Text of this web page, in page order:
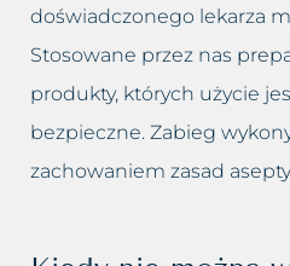
doświadczonego lekarza
Stosowane przez nas
produkty, których użycie
bezpieczne. Zabieg
zachowaniem zasad